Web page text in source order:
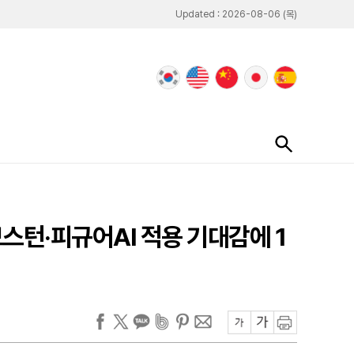
Updated : 2026-08-06 (목)
턴·피규어AI 적용 기대감에 1